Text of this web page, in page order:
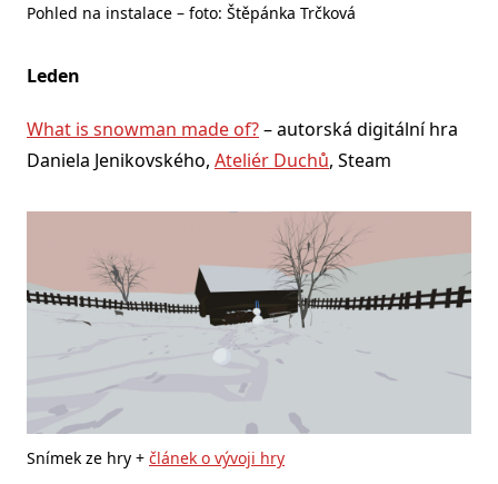
Pohled na instalace – foto: Štěpánka Trčková
Leden
What is snowman made of?– autorská digitální hra
Daniela Jenikovského, Ateliér Duchů, Steam
Snímek ze hry + článek o vývoji hry